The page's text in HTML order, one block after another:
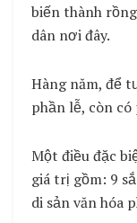
biến thành
dân nơi đây.
Hàng năm, để
phần lễ, còn
Một điều đặc
giá trị gồm: 9
di sản văn hóa